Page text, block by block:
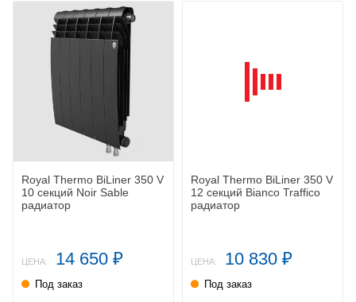
Royal Thermo BiLiner 350 V
10 секций Noir Sable
радиатор
ЦЕНА: 14 650 ₽
Под заказ
Royal Thermo BiLiner 350 V
12 секций Bianco Traffico
радиатор
ЦЕНА: 10 830 ₽
Под заказ